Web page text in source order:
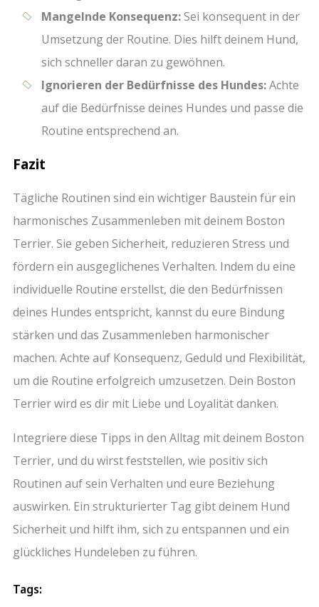
Mangelnde Konsequenz:Sei konsequent in der
Umsetzung der Routine. Dies hilft deinem Hund,
sich schneller daran zu gewöhnen.
Ignorieren der Bedürfnisse des Hundes:Achte
auf die Bedürfnisse deines Hundes und passe die
Routine entsprechend an.
Fazit
Tägliche Routinen sind ein wichtiger Baustein für ein
harmonisches Zusammenleben mit deinem Boston
Terrier. Sie geben Sicherheit, reduzieren Stress und
fördern ein ausgeglichenes Verhalten. Indem du eine
individuelle Routine erstellst, die den Bedürfnissen
deines Hundes entspricht, kannst du eure Bindung
stärken und das Zusammenleben harmonischer
machen. Achte auf Konsequenz, Geduld und Flexibilität,
um die Routine erfolgreich umzusetzen. Dein Boston
Terrier wird es dir mit Liebe und Loyalität danken.
Integriere diese Tipps in den Alltag mit deinem Boston
Terrier, und du wirst feststellen, wie positiv sich
Routinen auf sein Verhalten und eure Beziehung
auswirken. Ein strukturierter Tag gibt deinem Hund
Sicherheit und hilft ihm, sich zu entspannen und ein
glückliches Hundeleben zu führen.
Tags: